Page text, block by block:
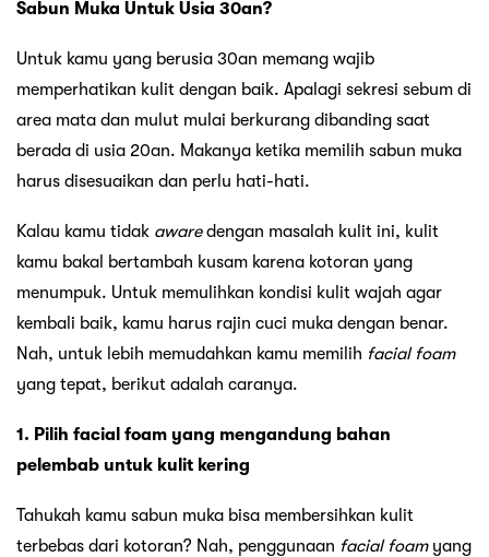
Sabun Muka Untuk Usia 30an?
Untuk kamu yang berusia 30an memang wajib
memperhatikan kulit dengan baik. Apalagi sekresi sebum di
area mata dan mulut mulai berkurang dibanding saat
berada di usia 20an. Makanya ketika memilih sabun muka
harus disesuaikan dan perlu hati-hati.
Kalau kamu tidak awaredengan masalah kulit ini, kulit
kamu bakal bertambah kusam karena kotoran yang
menumpuk. Untuk memulihkan kondisi kulit wajah agar
kembali baik, kamu harus rajin cuci muka dengan benar.
Nah, untuk lebih memudahkan kamu memilih facial foam
yang tepat, berikut adalah caranya.
1. Pilih facial foam yang mengandung bahan
pelembab untuk kulit kering
Tahukah kamu sabun muka bisa membersihkan kulit
terbebas dari kotoran? Nah, penggunaan facial foam yang